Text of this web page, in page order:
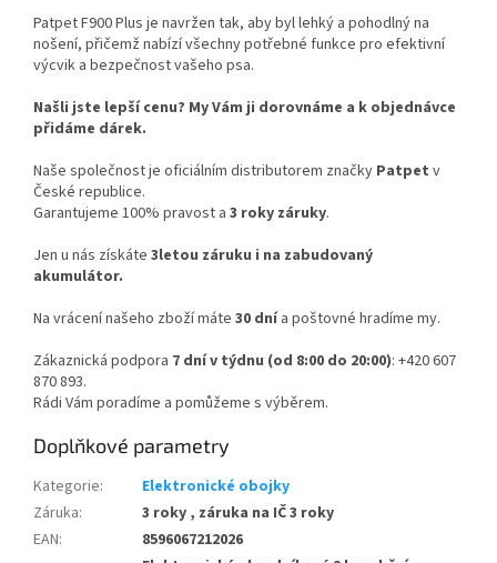
Patpet F900 Plus je navržen tak, aby byl lehký a pohodlný na
nošení, přičemž nabízí všechny potřebné funkce pro efektivní
výcvik a bezpečnost vašeho psa.
Našli jste lepší cenu? My Vám ji dorovnáme a k objednávce
přidáme dárek.
Naše společnost je oficiálním distributorem značky Patpet v
České republice.
Garantujeme 100% pravost a 3 roky záruky.
Jen u nás získáte 3letou záruku i na zabudovaný
akumulátor.
Na vrácení našeho zboží máte 30 dnía poštovné hradíme my.
Zákaznická podpora 7 dní v týdnu (od 8:00 do 20:00): +420 607
870 893.
Rádi Vám poradíme a pomůžeme s výběrem.
Doplňkové parametry
Kategorie:
Elektronické obojky
Záruka:
3 roky , záruka na IČ 3 roky
EAN:
8596067212026